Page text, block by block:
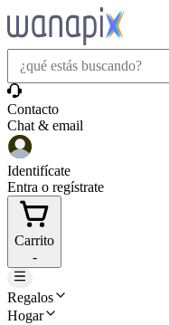
Contacto
Chat & email
Identifícate
Entra o regístrate
Carrito
-
Regalos
Hogar